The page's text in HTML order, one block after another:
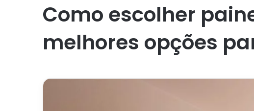
Como escolher
melhores opções